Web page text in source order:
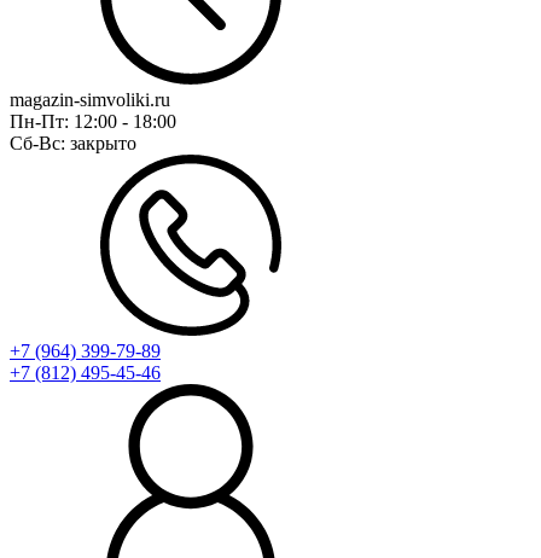
magazin-simvoliki.ru
Пн-Пт: 12:00 - 18:00
Сб-Вс: закрыто
+7 (964) 399-79-89
+7 (812) 495-45-46